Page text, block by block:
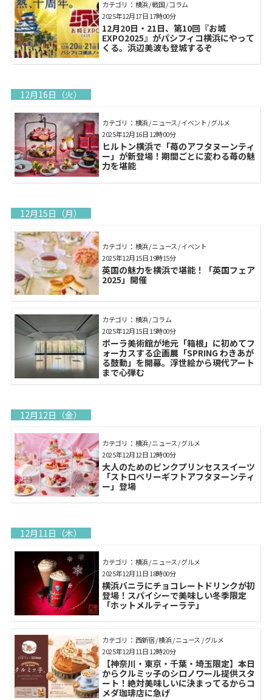
カテゴリ： 横浜 / 戦国 / コラム
12月20日・21日、第10回『お城
EXPO2025』がパシフィコ横浜にやって
くる。浜辺美波も登城するぞ
2025年12月17日 17時00分
12月16日（火）
カテゴリ： 横浜 / ニュース / イベント / グルメ
ヒルトン横浜で「苺のアフタヌーンティ
ー」が新登場！期間ごとに変わる苺の魅
力を堪能
2025年12月16日 12時00分
12月15日（月）
カテゴリ： 横浜 / ニュース / イベント
英国の魅力を横浜で堪能！「英国フェア
2025」開催
2025年12月15日 19時15分
カテゴリ： 横浜 / コラム
ポーラ美術館が地元「箱根」に初めてフ
ォーカスする企画展「SPRING わきあが
る鼓動」を開幕。浮世絵から現代アート
まで心弾む
2025年12月15日 15時00分
12月12日（金）
カテゴリ： 横浜 / ニュース / グルメ
大人のためのピンクプリンセススイーツ
「ストロベリーギフトアフタヌーンティ
ー」登場
2025年12月12日 12時00分
12月11日（木）
カテゴリ： 横浜 / ニュース / グルメ
横浜バニラにチョコレートドリンクが初
登場！スパイシーで美味しい冬季限定
「ホットメルティーラテ」
2025年12月11日 18時00分
カテゴリ： 西新宿 / 横浜 / ニュース / グルメ
【神奈川・東京・千葉・埼玉限定】本日
からクルミッ子のシロノワール提供スタ
ート！絶対美味しいに決まってるからコ
メダ珈琲店に急げ
2025年12月11日 12時20分